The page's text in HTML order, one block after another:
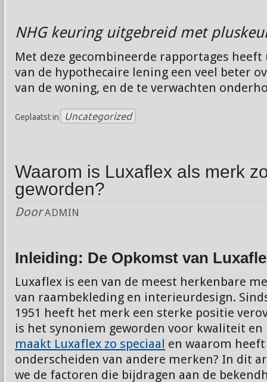
NHG keuring uitgebreid met
Met deze gecombineerde rapportages
van de hypothecaire lening een veel beter
van de woning, en de te verwachten
Geplaatst in Uncategorized
Waarom is Luxaflex als merk
geworden?
Door ADMIN
Inleiding: De Opkomst van
Luxaflex is een van de meest herkenbare
van raambekleding en interieurdesign.
1951 heeft het merk een sterke positie
is het synoniem geworden voor kwaliteit
maakt Luxaflex zo speciaal en waarom
onderscheiden van andere merken? In dit
we de factoren die bijdragen aan de